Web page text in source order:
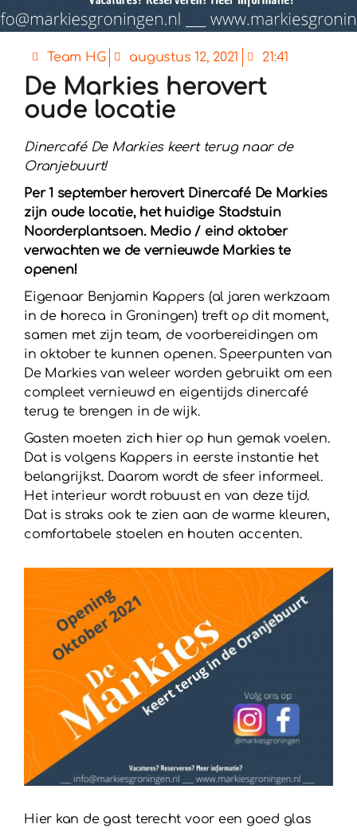
Team HG augustus 12, 2021 21:41
De Markies herovert
oude locatie
Dinercafé De Markies keert terug naar de
Oranjebuurt!
Per 1 september herovert Dinercafé De Markies
zijn oude locatie, het huidige Stadstuin
Noorderplantsoen. Medio / eind oktober
verwachten we de vernieuwde Markies te
openen!
Eigenaar Benjamin Kappers (al jaren werkzaam
in de horeca in Groningen) treft op dit moment,
samen met zijn team, de voorbereidingen om
in oktober te kunnen openen. Speerpunten van
De Markies van weleer worden gebruikt om een
compleet vernieuwd en eigentijds dinercafé
terug te brengen in de wijk.
Gasten moeten zich hier op hun gemak voelen.
Dat is volgens Kappers in eerste instantie het
belangrijkst. Daarom wordt de sfeer informeel.
Het interieur wordt robuust en van deze tijd.
Dat is straks ook te zien aan de warme kleuren,
comfortabele stoelen en houten accenten.
Hier kan de gast terecht voor een goed glas